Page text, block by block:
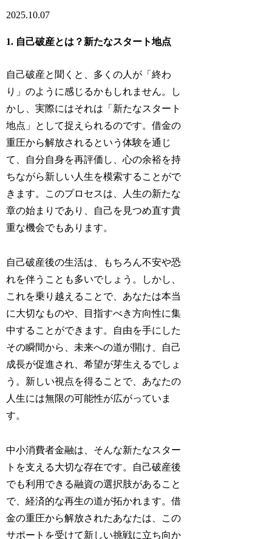
2025.10.07
1. 自己破産とは？新たなスタート地点
自己破産と聞くと、多くの人が「終わ
り」のように感じるかもしれません。し
かし、実際にはそれは「新たなスタート
地点」として捉えられるのです。借金の
重圧から解放されるという体験を通じ
て、自分自身を再評価し、心の余裕を持
ちながら新しい人生を模索することがで
きます。このプロセスは、人生の新たな
章の始まりであり、自己を見つめ直す貴
重な機会でもあります。
自己破産後の生活は、もちろん不安や恐
れを伴うことも多いでしょう。しかし、
これを乗り越えることで、あなたは本当
に大切なものや、目指すべき方向性に集
中することができます。自由を手にした
その瞬間から、未来への道が開け、自己
成長が促進され、希望が芽生えるでしょ
う。新しい視点を得ることで、あなたの
人生には無限の可能性が広がっていま
す。
中小消費者金融は、そんな新たなスター
トを支える大切な存在です。自己破産後
でも利用できる融資の選択肢があること
で、経済的な再生の道が拓かれます。借
金の重圧から解放されたあなたは、この
サポートを受けて新しい挑戦に立ち向か